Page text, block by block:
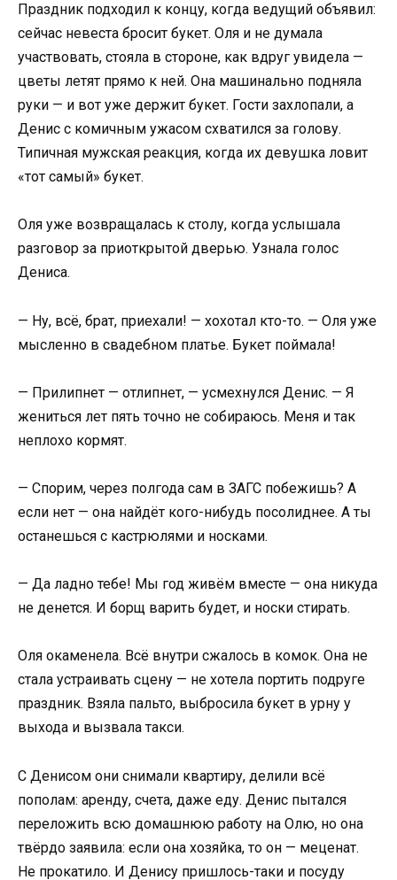
Праздник подходил к концу, когда ведущий объявил:
сейчас невеста бросит букет. Оля и не думала
участвовать, стояла в стороне, как вдруг увидела —
цветы летят прямо к ней. Она машинально подняла
руки — и вот уже держит букет. Гости захлопали, а
Денис с комичным ужасом схватился за голову.
Типичная мужская реакция, когда их девушка ловит
«тот самый» букет.
Оля уже возвращалась к столу, когда услышала
разговор за приоткрытой дверью. Узнала голос
Дениса.
— Ну, всё, брат, приехали! — хохотал кто-то. — Оля уже
мысленно в свадебном платье. Букет поймала!
— Прилипнет — отлипнет, — усмехнулся Денис. — Я
жениться лет пять точно не собираюсь. Меня и так
неплохо кормят.
— Спорим, через полгода сам в ЗАГС побежишь? А
если нет — она найдёт кого-нибудь посолиднее. А ты
останешься с кастрюлями и носками.
— Да ладно тебе! Мы год живём вместе — она никуда
не денется. И борщ варить будет, и носки стирать.
Оля окаменела. Всё внутри сжалось в комок. Она не
стала устраивать сцену — не хотела портить подруге
праздник. Взяла пальто, выбросила букет в урну у
выхода и вызвала такси.
С Денисом они снимали квартиру, делили всё
пополам: аренду, счета, даже еду. Денис пытался
переложить всю домашнюю работу на Олю, но она
твёрдо заявила: если она хозяйка, то он — меценат.
Не прокатило. И Денису пришлось-таки и посуду